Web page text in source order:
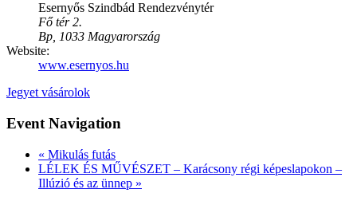
Esernyős Szindbád Rendezvénytér
Fő tér 2.
Bp 1033 Magyarország
Website:
www.esernyos.hu
Jegyet vásárolok
Event Navigation
« Mikulás futás
LÉLEK ÉS MŰVÉSZET – Karácsony régi képeslapokon –
Illúzió és az ünnep »